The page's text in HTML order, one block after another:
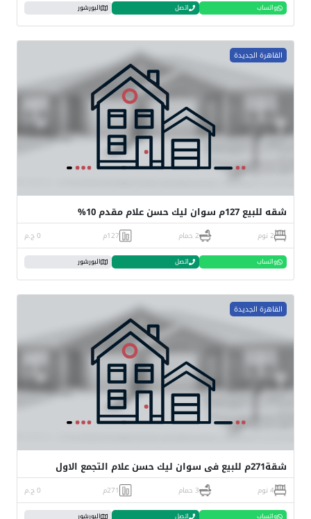
واتساب اتصل البورشور
القاهرة الجديدة
شقه للبيع 127م سوان ليك حسن علام مقدم 10%
2 نوم 2 حمام 127م 0 ج.م
واتساب اتصل البورشور
القاهرة الجديدة
شقة271م للبيع فى سوان ليك حسن علام التجمع الاول
4 نوم 3 حمام 271م 0 ج.م
واتساب اتصل البورشور